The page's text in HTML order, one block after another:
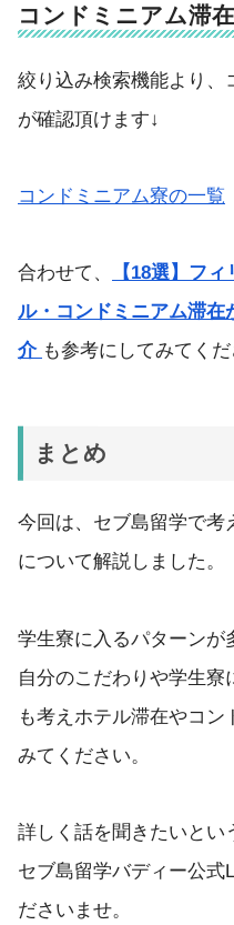
コンドミニアム滞
絞り込み検索機能より、
が確認頂けます↓
コンドミニアム寮の一覧
合わせて、 【18選】フ
ル・コンドミニアム滞在
介 も参考にしてみてくだ
まとめ
今回は、セブ島留学で考
について解説しました。
学生寮に入るパターンが
自分のこだわりや学生寮
も考えホテル滞在やコ
みてください。
詳しく話を聞きたいとい
セブ島留学バディー公式
ださいませ。